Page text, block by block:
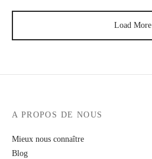
Load More
A PROPOS DE NOUS
Mieux nous connaître
Blog